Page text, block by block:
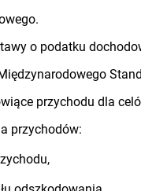
o podatku
przychodu dla
przychodów: